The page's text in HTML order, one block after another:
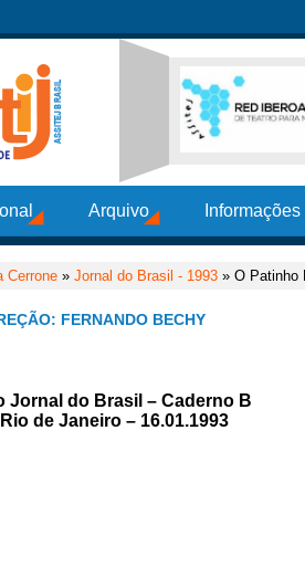
Arquivo
Cerrone » Jornal do Brasil - 1993 » O Patinho
FERNANDO BECHY
Jornal do Brasil – Caderno B
de Janeiro – 16.01.1993